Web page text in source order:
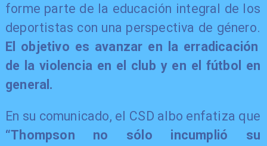
forme parte de la educación integral de los
deportistas con una perspectiva de género.
El objetivo es avanzar en la erradicación
de la violencia en el club y en el fútbol en
general.
En su comunicado, el CSD albo enfatiza que
“Thompson no sólo incumplió su